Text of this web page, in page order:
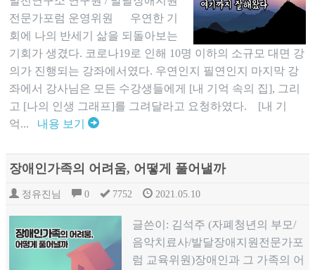
전문가포럼 운영위원 우연한 기
회에 나의 반세기 삶을 되돌아보는
기회가 생겼다. 코로나19로 인해 10명 이하의 소규모 대면 강
의가 진행되는 강좌에서였다. 우연인지 필연인지 마지막 강
좌에서 강사님은 모든 수강생들에게 [내 기억 속의 집], 그리
고 [나의 인생 그래프]를 그려달라고 요청하였다. [내 기
억... 내용 보기
장애인가족의 어려움, 어떻게 풀어낼까
정유진님 0 7752 2021.05.10
글쓴이: 김석주 (자폐청년의 부모/
음악치료사/발달장애지원전문가포
럼 교육위원)장애인과 그 가족의 어